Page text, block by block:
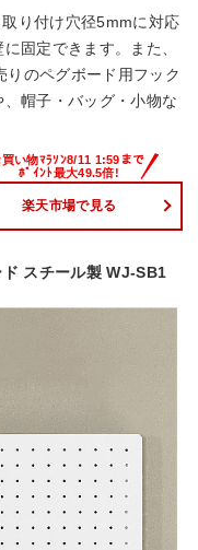
り付け穴径5mmに対応
固定できます。また、
のペグボード用フック
帽子・バッグ・小物な
楽天市場で見る
スチール製 WJ-SB1